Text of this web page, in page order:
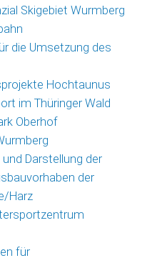
Skigebiet Wurmberg
die Umsetzung des
Hochtaunus
im Thüringer Wald
Oberhof
Darstellung der
der
Harz
für